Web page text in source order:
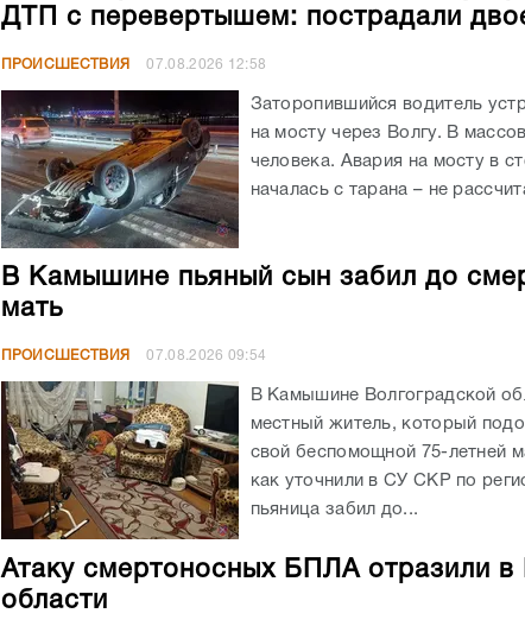
ДТП с перевертышем: пострадали
ПРОИСШЕСТВИЯ 07.08.2026 12:58
Заторопившийся водитель
на мосту через Волгу. В
человека. Авария на мосту в
началась с тарана – не
В Камышине пьяный сын забил до
мать
ПРОИСШЕСТВИЯ 07.08.2026 09:54
В Камышине Волгоградской
местный житель, который
свой беспомощной 75-летней
как уточнили в СУ СКР по
пьяница забил до...
Атаку смертоносных БПЛА отразили в
области